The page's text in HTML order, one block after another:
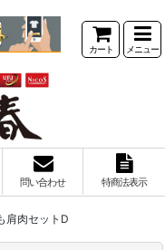
カート メニュー
問い合わせ 特商法表示
肩肉セットD